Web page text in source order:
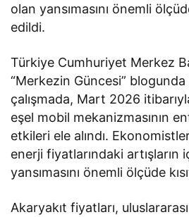
olan yansımasını önemli
edildi.
Türkiye Cumhuriyet Merkez
“Merkezin Güncesi”
çalışmada, Mart 2026
eşel mobil mekanizmasının
etkileri ele alındı.
enerji fiyatlarındaki artışların
yansımasını önemli ölçüde
Akaryakıt fiyatları,